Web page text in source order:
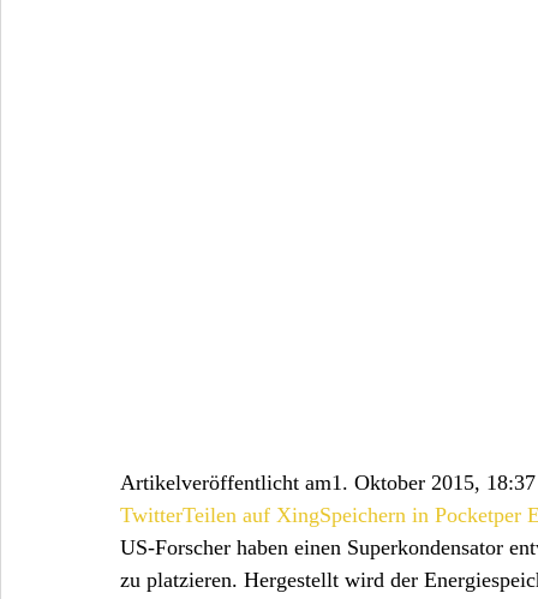
Artikelveröffentlicht am1. Oktober 2015,
TwitterTeilen auf XingSpeichern in Pocketper
US-Forscher haben einen Superkondensator
zu platzieren. Hergestellt wird der